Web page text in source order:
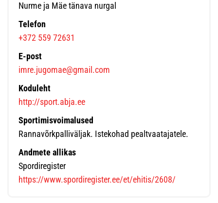
Nurme ja Mäe tänava nurgal
Telefon
+372 559 72631
E-post
imre.jugomae@gmail.com
Koduleht
http://sport.abja.ee
Sportimisvoimalused
Rannavõrkpalliväljak. Istekohad pealtvaatajatele.
Andmete allikas
Spordiregister
https://www.spordiregister.ee/et/ehitis/2608/